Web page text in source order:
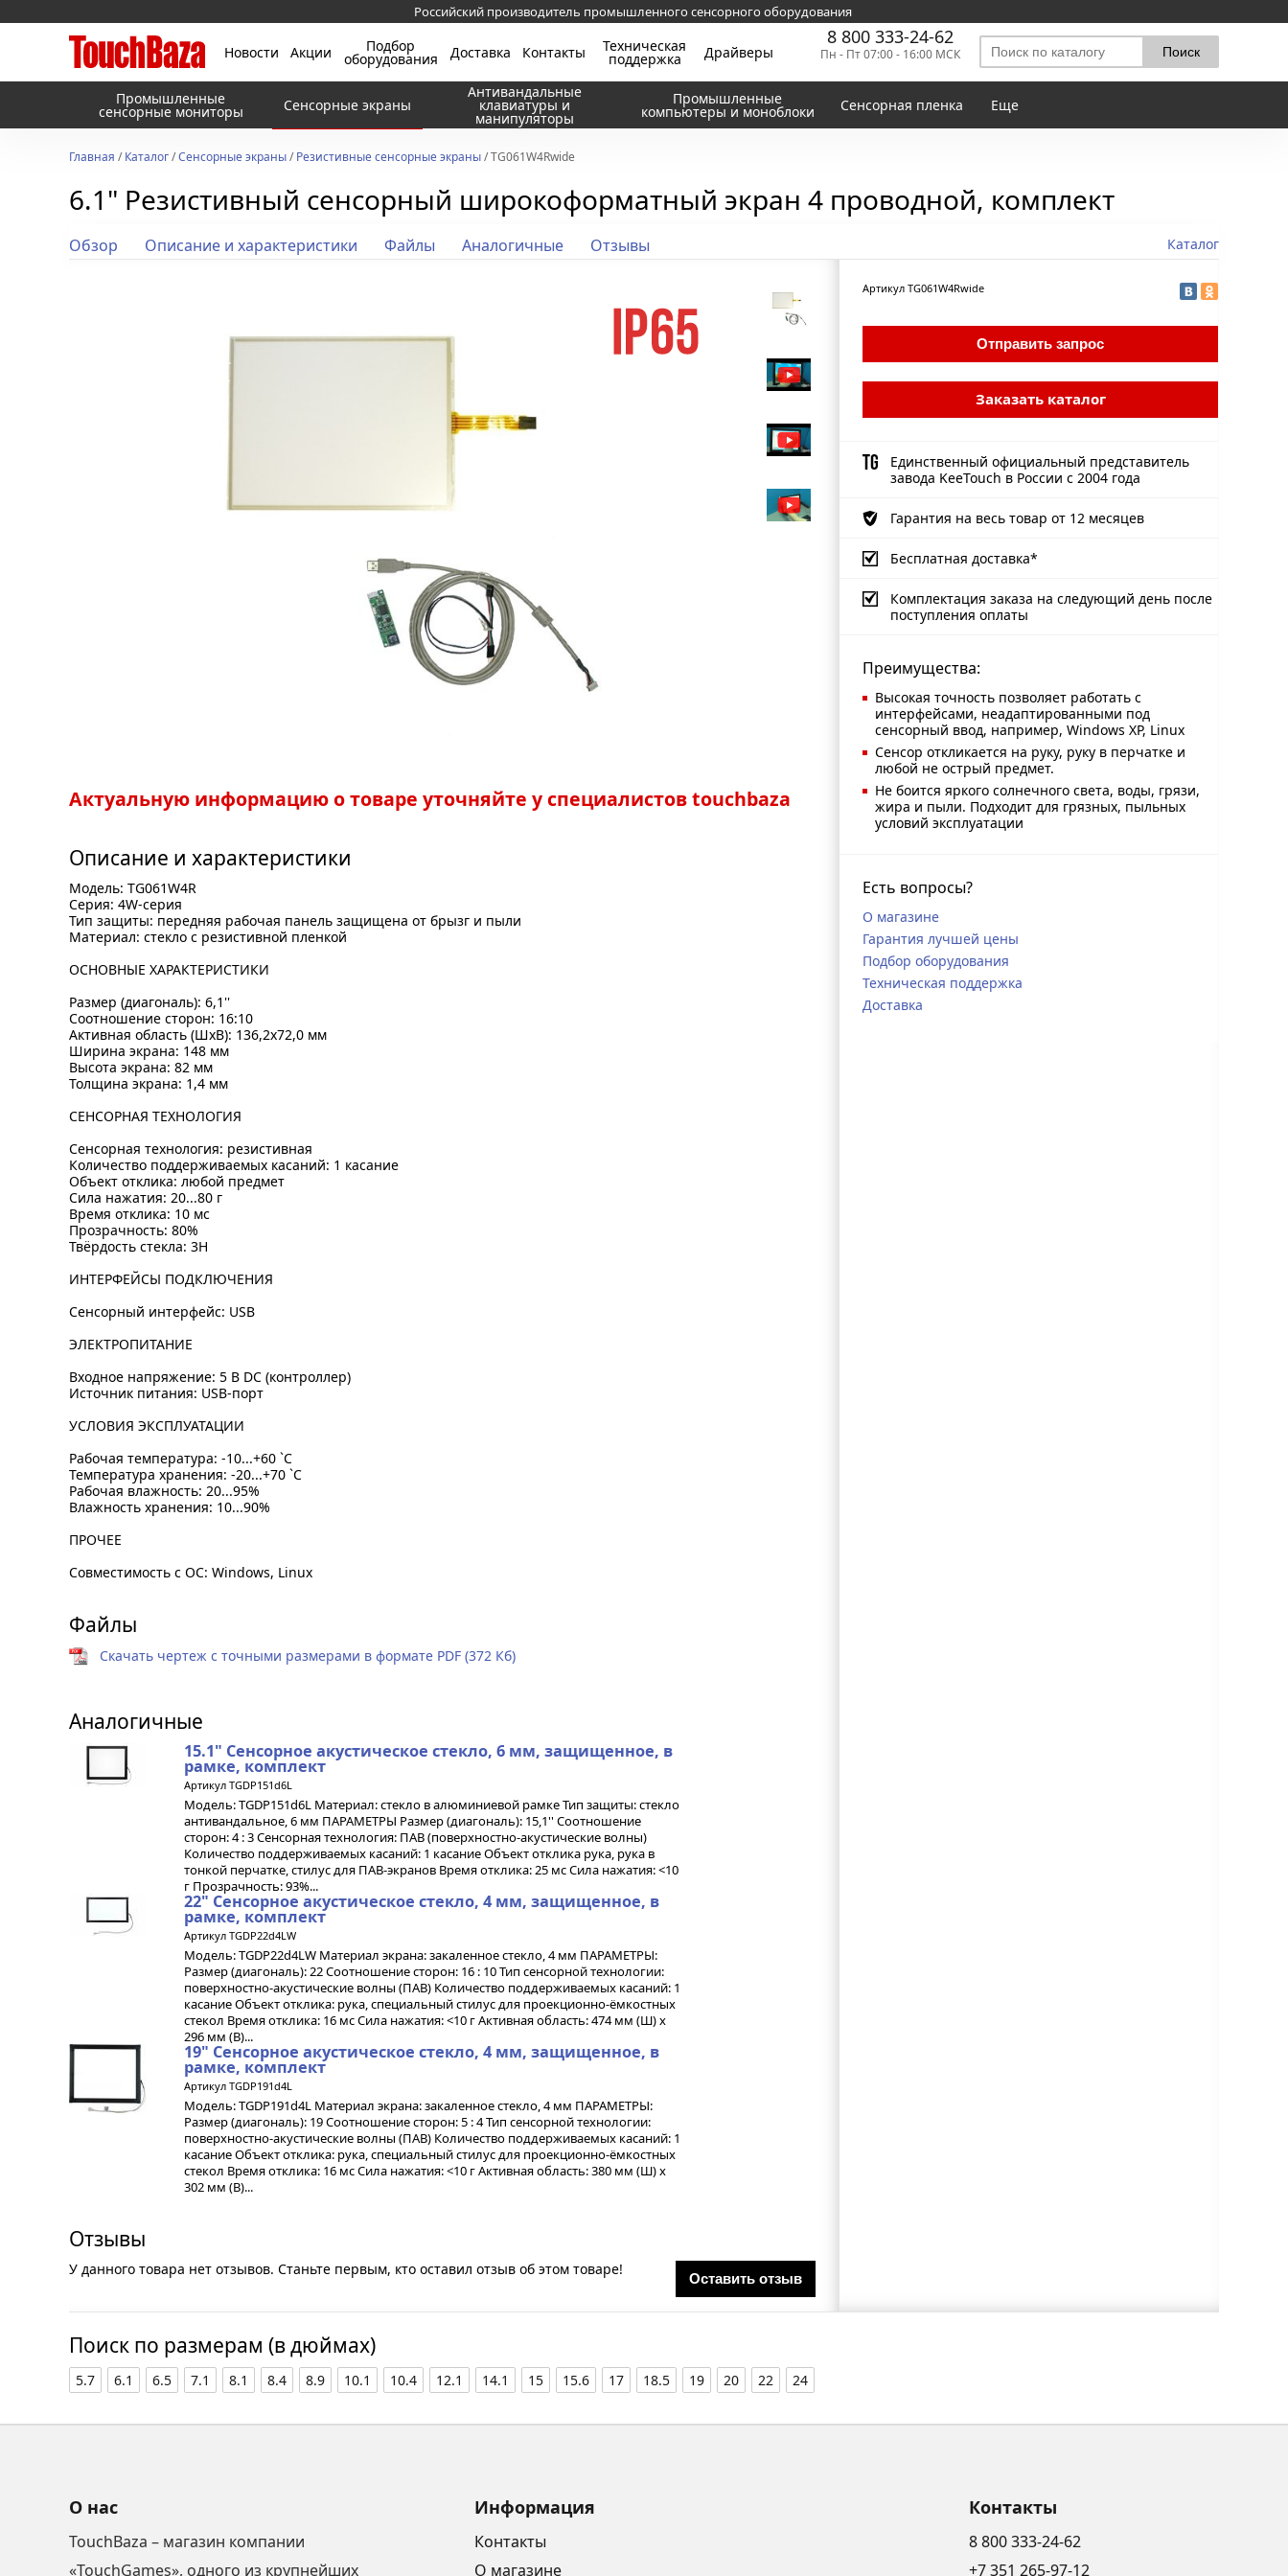
Российский производитель промышленного сенсорного оборудования
Новости Акции Подбор
оборудования Доставка Контакты Техническая
поддержка Драйверы
8 800 333-24-62
Пн - Пт 07:00 - 16:00 МСК
Промышленные
сенсорные мониторы Сенсорные экраны
Антивандальные
клавиатуры и
манипуляторы
Промышленные
компьютеры и моноблоки Сенсорная пленка Еще
Главная /Каталог/Сенсорные экраны/Резистивные сенсорные экраны/ TG061W4Rwide
6.1" Резистивный сенсорный широкоформатный экран 4 проводной, комплект
Обзор Описание и характеристики Файлы Аналогичные Отзывы Каталог
Актуальную информацию о товаре уточняйте у специалистов touchbaza
Описание и характеристики
Модель: TG061W4R
Серия: 4W-серия
Тип защиты: передняя рабочая панель защищена от брызг и пыли
Материал: стекло с резистивной пленкой
ОСНОВНЫЕ ХАРАКТЕРИСТИКИ
Размер (диагональ): 6,1''
Соотношение сторон: 16:10
Активная область (ШхВ): 136,2х72,0 мм
Ширина экрана: 148 мм
Высота экрана: 82 мм
Толщина экрана: 1,4 мм
СЕНСОРНАЯ ТЕХНОЛОГИЯ
Сенсорная технология: резистивная
Количество поддерживаемых касаний: 1 касание
Объект отклика: любой предмет
Сила нажатия: 20...80 г
Время отклика: 10 мс
Прозрачность: 80%
Твёрдость стекла: 3H
ИНТЕРФЕЙСЫ ПОДКЛЮЧЕНИЯ
Сенсорный интерфейс: USB
ЭЛЕКТРОПИТАНИЕ
Входное напряжение: 5 В DC (контроллер)
Источник питания: USB-порт
УСЛОВИЯ ЭКСПЛУАТАЦИИ
Рабочая температура: -10...+60 `C
Температура хранения: -20...+70 `C
Рабочая влажность: 20...95%
Влажность хранения: 10...90%
ПРОЧЕЕ
Совместимость с ОС: Windows, Linux
Файлы
Скачать чертеж с точными размерами в формате PDF (372 Кб)
Аналогичные
15.1" Cенсорное акустическое стекло, 6 мм, защищенное, в
рамке, комплект
Артикул TGDP151d6L
Модель: TGDP151d6L Материал: стекло в алюминиевой рамке Тип защиты: стекло
антивандальное, 6 мм ПАРАМЕТРЫ Размер (диагональ): 15,1'' Соотношение
сторон: 4 : 3 Сенсорная технология: ПАВ (поверхностно-акустические волны)
Количество поддерживаемых касаний: 1 касание Объект отклика рука, рука в
тонкой перчатке, стилус для ПАВ-экранов Время отклика: 25 мс Сила нажатия: <10
г Прозрачность: 93%...
22" Cенсорное акустическое стекло, 4 мм, защищенное, в
рамке, комплект
Артикул TGDP22d4LW
Модель: TGDP22d4LW Материал экрана: закаленное стекло, 4 мм ПАРАМЕТРЫ:
Размер (диагональ): 22 Соотношение сторон: 16 : 10 Тип сенсорной технологии:
поверхностно-акустические волны (ПАВ) Количество поддерживаемых касаний: 1
касание Объект отклика: рука, специальный стилус для проекционно-ёмкостных
стекол Время отклика: 16 мс Сила нажатия: <10 г Активная область: 474 мм (Ш) х
296 мм (В)...
19" Cенсорное акустическое стекло, 4 мм, защищенное, в
рамке, комплект
Артикул TGDP191d4L
Модель: TGDP191d4L Материал экрана: закаленное стекло, 4 мм ПАРАМЕТРЫ:
Размер (диагональ): 19 Соотношение сторон: 5 : 4 Тип сенсорной технологии:
поверхностно-акустические волны (ПАВ) Количество поддерживаемых касаний: 1
касание Объект отклика: рука, специальный стилус для проекционно-ёмкостных
стекол Время отклика: 16 мс Сила нажатия: <10 г Активная область: 380 мм (Ш) х
302 мм (В)...
Отзывы
Оставить отзыв
У данного товара нет отзывов. Станьте первым, кто оставил отзыв об этом товаре!
Артикул TG061W4Rwide
Отправить запрос
Заказать каталог
Единственный официальный представитель
завода KeeTouch в России с 2004 года
Гарантия на весь товар от 12 месяцев
Бесплатная доставка*
Комплектация заказа на следующий день после
поступления оплаты
Преимущества:
Высокая точность позволяет работать с
интерфейсами, неадаптированными под
сенсорный ввод, например, Windows XP, Linux
Сенсор откликается на руку, руку в перчатке и
любой не острый предмет.
Не боится яркого солнечного света, воды, грязи,
жира и пыли. Подходит для грязных, пыльных
условий эксплуатации
Есть вопросы?
О магазине
Гарантия лучшей цены
Подбор оборудования
Техническая поддержка
Доставка
Поиск по размерам (в дюймах)
5.7 6.1 6.5 7.1 8.1 8.4 8.9 10.1 10.4 12.1 14.1 15 15.6 17 18.5 19 20 22 24
О нас
TouchBaza – магазин компании
«TouchGames», одного из крупнейших
Информация
Контакты
О магазине
Контакты
8 800 333-24-62
+7 351 265-97-12